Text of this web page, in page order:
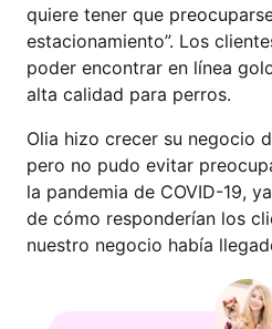
quiere tener que
estacionamiento”. Los
poder encontrar en línea
alta calidad para perros.
Olia hizo crecer su negocio
pero no pudo evitar
la pandemia de COVID-19,
de cómo responderían los
nuestro negocio había